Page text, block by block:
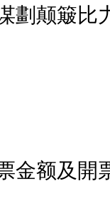
劃颠簸比
金额及開